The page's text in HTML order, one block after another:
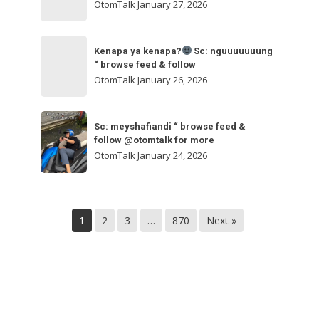
follow
@otomtalk
OtomTalk January 27, 2026
Sc:
nguuuuuuung
“
browse
follow
Kenapa ya kenapa?
Sc: nguuuuuuung
“ browse feed & follow
OtomTalkJanuary 26, 2026
Sc:
meyshafiandi
“
browse
Sc: meyshafiandi “ browse feed &
follow @otomtalk for more
OtomTalkJanuary 24, 2026
1 2 3 … 870 Next »